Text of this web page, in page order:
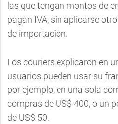
las que tengan montos de
pagan IVA, sin aplicarse
de importación.
Los couriers explicaron en
usuarios pueden usar su
por ejemplo, en una sola
compras de US$ 400, o un
de US$ 50.